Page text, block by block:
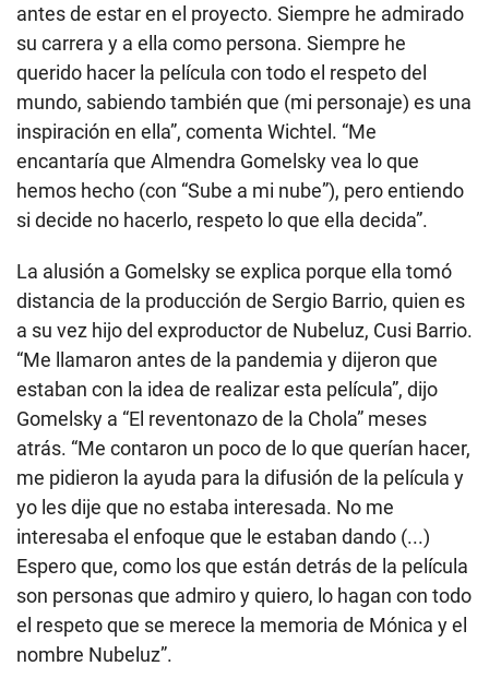
antes de estar en el proyecto. Siempre he admirado
su carrera y a ella como persona. Siempre he
querido hacer la película con todo el respeto del
mundo, sabiendo también que (mi personaje) es una
inspiración en ella”, comenta Wichtel. “Me
encantaría que Almendra Gomelsky vea lo que
hemos hecho (con “Sube a mi nube”), pero entiendo
si decide no hacerlo, respeto lo que ella decida”.
La alusión a Gomelsky se explica porque ella tomó
distancia de la producción de Sergio Barrio, quien es
a su vez hijo del exproductor de Nubeluz, Cusi Barrio.
“Me llamaron antes de la pandemia y dijeron que
estaban con la idea de realizar esta película”, dijo
Gomelsky a “El reventonazo de la Chola” meses
atrás. “Me contaron un poco de lo que querían hacer,
me pidieron la ayuda para la difusión de la película y
yo les dije que no estaba interesada. No me
interesaba el enfoque que le estaban dando (...)
Espero que, como los que están detrás de la película
son personas que admiro y quiero, lo hagan con todo
el respeto que se merece la memoria de Mónica y el
nombre Nubeluz”.